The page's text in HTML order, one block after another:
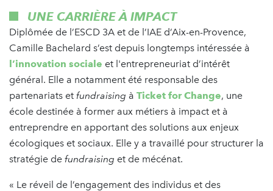
UNE CARRIÈRE À IMPACT
Diplômée de l’ESCD 3A et de l’IAE d’Aix-en-Provence,
Camille Bachelard s’est depuis longtemps intéressée à
l’innovation sociale et l'entrepreneuriat d’intérêt
général. Elle a notamment été responsable des
partenariats et fundraising à Ticket for Change, une
école destinée à former aux métiers à impact et à
entreprendre en apportant des solutions aux enjeux
écologiques et sociaux. Elle y a travaillé pour structurer la
stratégie de fundraising et de mécénat.
« Le réveil de l’engagement des individus et des